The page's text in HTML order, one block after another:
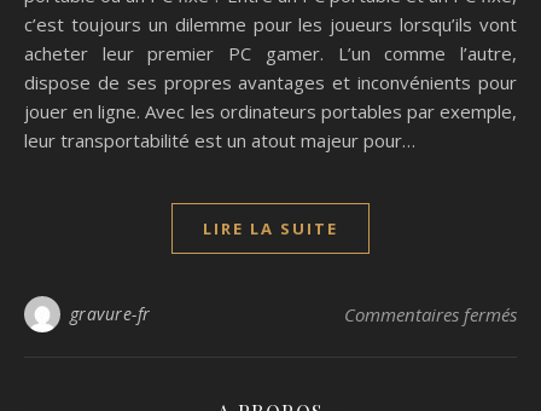
c’est toujours un dilemme pour les joueurs lorsqu’ils vont
acheter leur premier PC gamer. L’un comme l’autre,
dispose de ses propres avantages et inconvénients pour
jouer en ligne. Avec les ordinateurs portables par exemple,
leur transportabilité est un atout majeur pour…
LIRE LA SUITE
gravure-fr Commentaires fermés